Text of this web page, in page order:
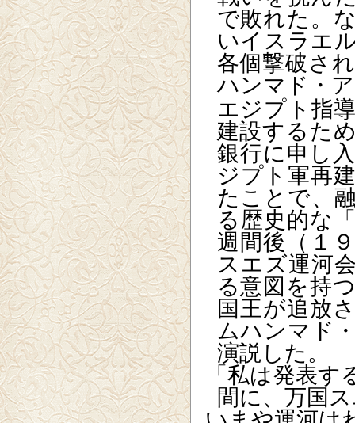
で敗れた。
いイスラエ
各個撃破さ
ハンマド・
エジプト指
建設するた
銀行に申し
ジプト軍再
たことで、
る歴史的な
週間後（１
スエズ運河
る意図を持
国王が追放
ムハンマド
演説した。
「私は発表
間に、万国